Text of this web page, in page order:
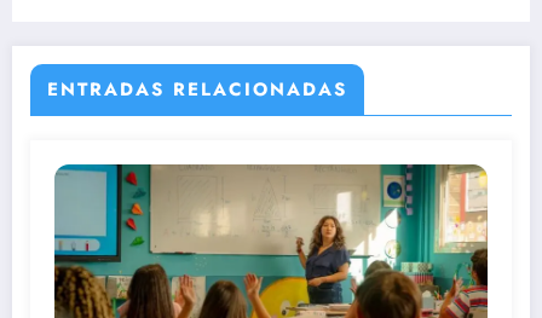
ENTRADAS RELACIONADAS